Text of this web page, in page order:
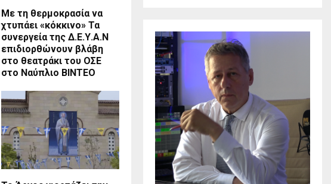
Με τη θερμοκρασία να
χτυπάει «κόκκινο» Τα
συνεργεία της Δ.Ε.Υ.Α.Ν
επιδιορθώνουν βλάβη
στο θεατράκι του ΟΣΕ
στο Ναύπλιο ΒΙΝΤΕΟ